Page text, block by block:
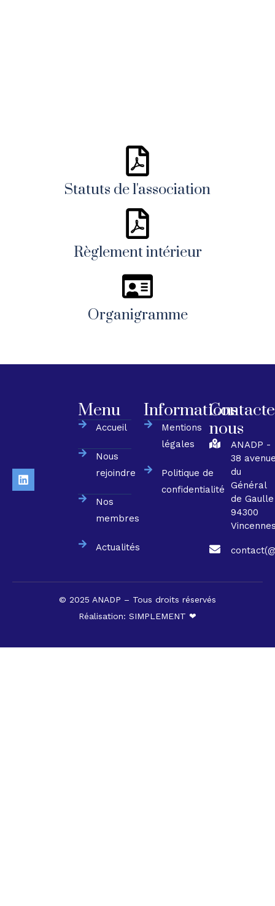
Statuts de l'association
Règlement intérieur
Organigramme
Menu
Accueil
Nous
rejoindre
Nos
membres
Actualités
Informations
Mentions
légales
Politique de
confidentialité
nous
ANADP -
38
du
Général
de Gaulle
94300
© 2025 ANADP – Tous droits réservés
Réalisation: SIMPLEMENT ❤